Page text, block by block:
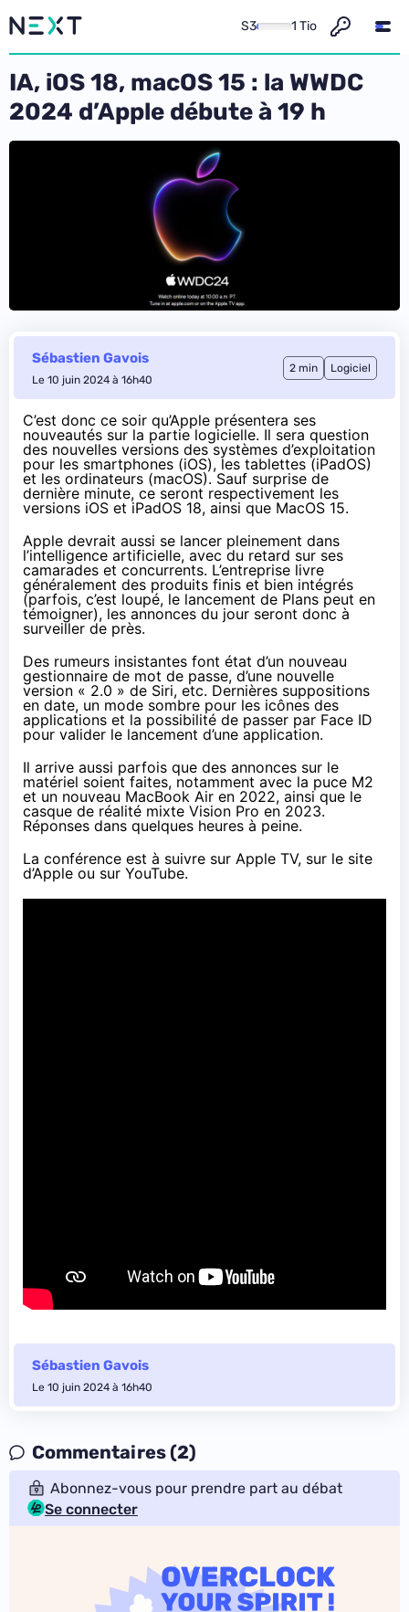
S3 1 Tio
IA, iOS 18, macOS 15 : la WWDC
2024 d’Apple débute à 19 h
Sébastien Gavois
Le 10 juin 2024 à 16h40
2 min Logiciel
C’est donc ce soir qu’Apple présentera ses
nouveautés sur la partie logicielle. Il sera question
des nouvelles versions des systèmes d’exploitation
pour les smartphones (iOS), les tablettes (iPadOS)
et les ordinateurs (macOS). Sauf surprise de
dernière minute, ce seront respectivement les
versions iOS et iPadOS 18, ainsi que MacOS 15.
Apple devrait aussi se lancer pleinement dans
l’intelligence artificielle, avec du retard sur ses
camarades et concurrents. L’entreprise livre
généralement des produits finis et bien intégrés
(parfois, c’est loupé, le lancement de Plans peut en
témoigner), les annonces du jour seront donc à
surveiller de près.
Des rumeurs insistantes font état d’un nouveau
gestionnaire de mot de passe, d’une nouvelle
version « 2.0 » de Siri, etc. Dernières suppositions
en date, un mode sombre pour les icônes des
applications et la possibilité de passer par Face ID
pour valider le lancement d’une application.
Il arrive aussi parfois que des annonces sur le
matériel soient faites, notamment avec la puce M2
et un nouveau MacBook Air en 2022, ainsi que le
casque de réalité mixte Vision Pro en 2023.
Réponses dans quelques heures à peine.
La conférence est à suivre sur Apple TV, sur le site
d’Apple ou sur YouTube.
Sébastien Gavois
Le 10 juin 2024 à 16h40
Commentaires (2)
Abonnez-vous pour prendre part au débat
Se connecter